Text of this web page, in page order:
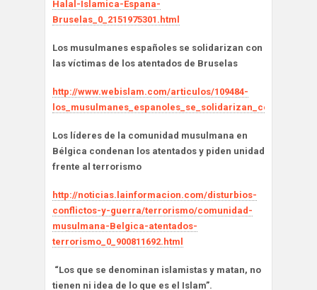
Halal-Islamica-Espana-
Bruselas_0_2151975301.html
Los musulmanes españoles se solidarizan con
las víctimas de los atentados de Bruselas
http://www.webislam.com/articulos/109484-
Los líderes de la comunidad musulmana en
Bélgica condenan los atentados y piden unidad
frente al terrorismo
http://noticias.lainformacion.com/disturbios-
conflictos-y-guerra/terrorismo/comunidad-
musulmana-Belgica-atentados-
terrorismo_0_900811692.html
“Los que se denominan islamistas y matan, no
tienen ni idea de lo que es el Islam”.